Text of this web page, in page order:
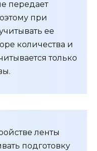
передает
при
ее
количества и
только
ленты
подготовку